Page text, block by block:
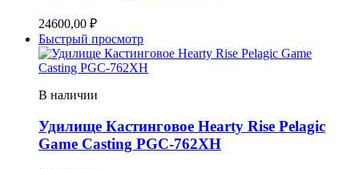
24600,00 ₽
Быстрый просмотр
В наличии
Удилище Кастинговое Hearty Rise Pelagic
Game Casting PGC-762XH